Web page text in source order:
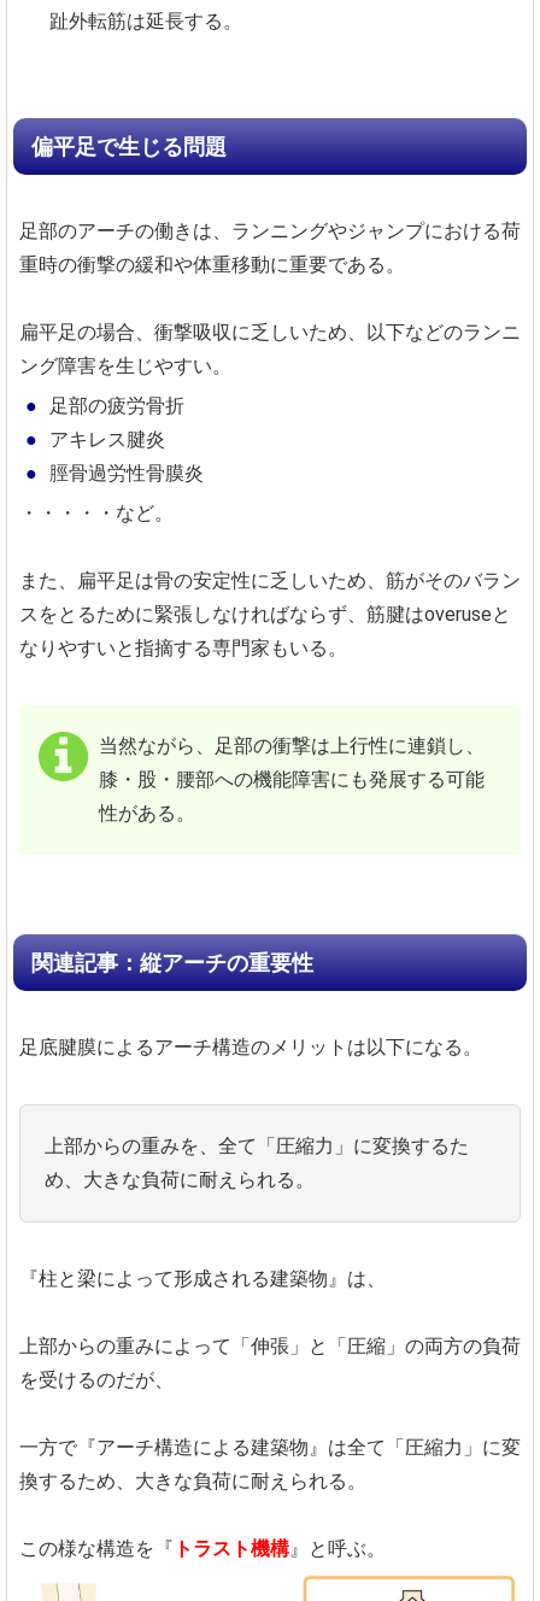
趾外転筋は延長する。
偏平足で生じる問題
足部のアーチの働きは、ランニングやジャンプにおける荷
重時の衝撃の緩和や体重移動に重要である。
扁平足の場合、衝撃吸収に乏しいため、以下などのランニ
ング障害を生じやすい。
足部の疲労骨折
アキレス腱炎
脛骨過労性骨膜炎
・・・・・など。
また、扁平足は骨の安定性に乏しいため、筋がそのバラン
スをとるために緊張しなければならず、筋腱はoveruseと
なりやすいと指摘する専門家もいる。
当然ながら、足部の衝撃は上行性に連鎖し、
膝・股・腰部への機能障害にも発展する可能
性がある。
関連記事：縦アーチの重要性
足底腱膜によるアーチ構造のメリットは以下になる。
上部からの重みを、全て「圧縮力」に変換するた
め、大きな負荷に耐えられる。
『柱と梁によって形成される建築物』は、
上部からの重みによって「伸張」と「圧縮」の両方の負荷
を受けるのだが、
一方で『アーチ構造による建築物』は全て「圧縮力」に変
換するため、大きな負荷に耐えられる。
この様な構造を『 トラスト機構』と呼ぶ。